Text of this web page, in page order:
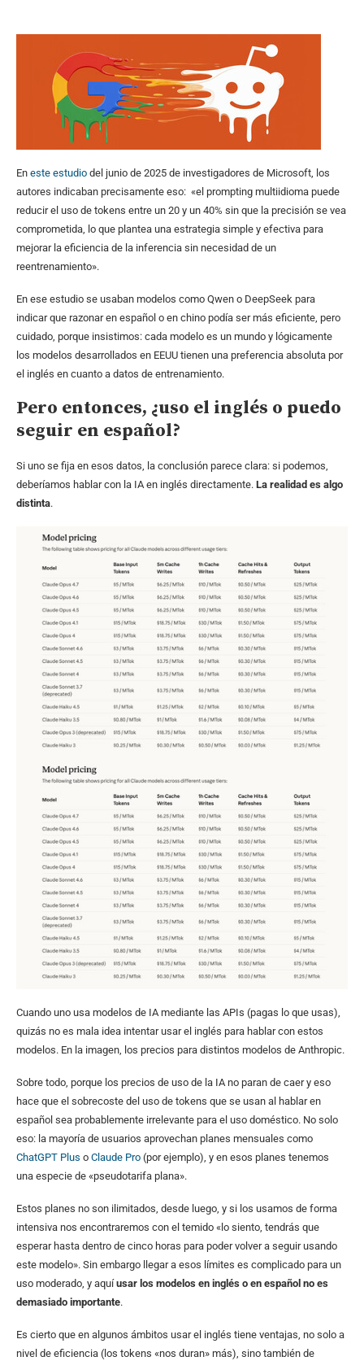
En este estudio del junio de 2025 de investigadores de Microsoft, los
autores indicaban precisamente eso: «el prompting multiidioma puede
reducir el uso de tokens entre un 20 y un 40% sin que la precisión se vea
comprometida, lo que plantea una estrategia simple y efectiva para
mejorar la eficiencia de la inferencia sin necesidad de un
reentrenamiento».
En ese estudio se usaban modelos como Qwen o DeepSeek para
indicar que razonar en español o en chino podía ser más eficiente, pero
cuidado, porque insistimos: cada modelo es un mundo y lógicamente
los modelos desarrollados en EEUU tienen una preferencia absoluta por
el inglés en cuanto a datos de entrenamiento.
Pero entonces, ¿uso el inglés o puedo
seguir en español?
Si uno se fija en esos datos, la conclusión parece clara: si podemos,
deberíamos hablar con la IA en inglés directamente. La realidad es algo
distinta.
Cuando uno usa modelos de IA mediante las APIs (pagas lo que usas),
quizás no es mala idea intentar usar el inglés para hablar con estos
modelos. En la imagen, los precios para distintos modelos de Anthropic.
Sobre todo, porque los precios de uso de la IA no paran de caer y eso
hace que el sobrecoste del uso de tokens que se usan al hablar en
español sea probablemente irrelevante para el uso doméstico. No solo
eso: la mayoría de usuarios aprovechan planes mensuales como
ChatGPT Plus o Claude Pro (por ejemplo), y en esos planes tenemos
una especie de «pseudotarifa plana».
Estos planes no son ilimitados, desde luego, y si los usamos de forma
intensiva nos encontraremos con el temido «lo siento, tendrás que
esperar hasta dentro de cinco horas para poder volver a seguir usando
este modelo». Sin embargo llegar a esos límites es complicado para un
uso moderado, y aquíusar los modelos en inglés o en español no es
demasiado importante.
Es cierto que en algunos ámbitos usar el inglés tiene ventajas, no solo a
nivel de eficiencia (los tokens «nos duran» más), sino también de